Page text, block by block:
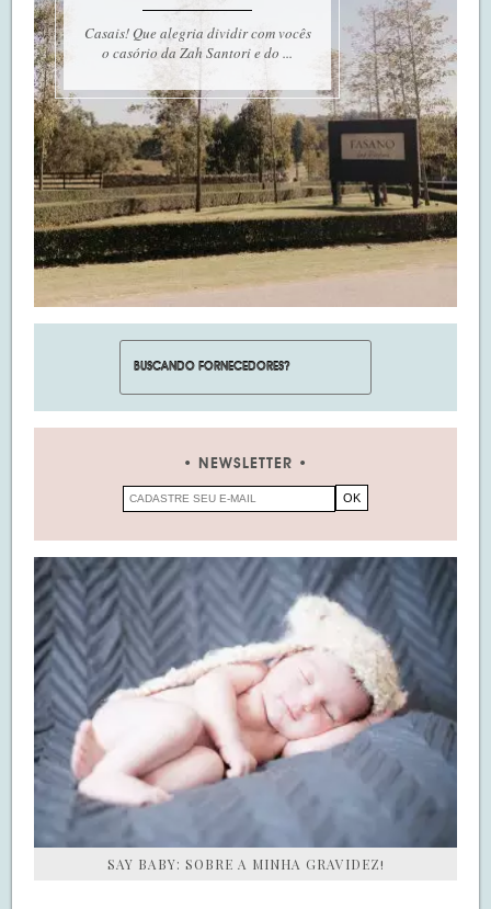
Casais! Que alegria dividir com vocês
o casório da Zah Santori e do ...
NEWSLETTER
SAY BABY: SOBRE A MINHA GRAVIDEZ!